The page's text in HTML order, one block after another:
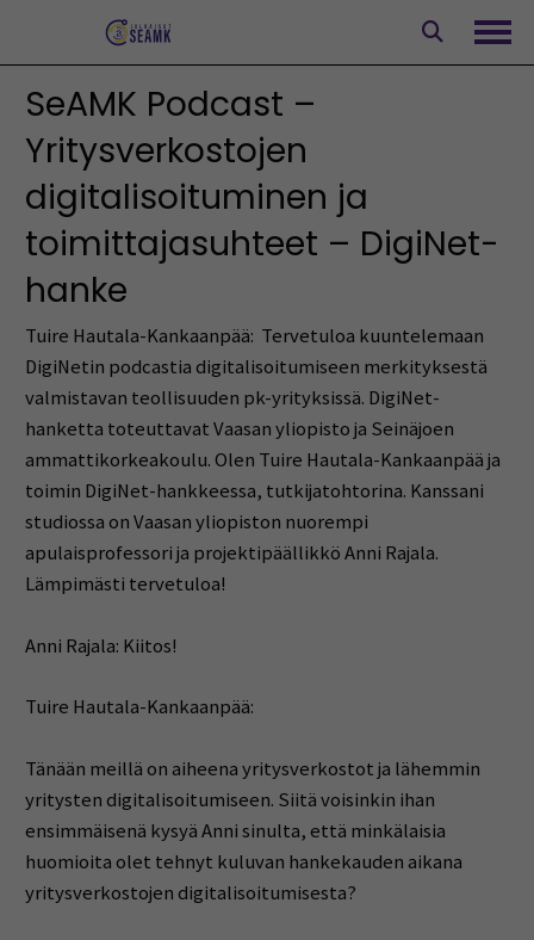
SeAMK Podcast –
Yritysverkostojen
digitalisoituminen ja
toimittajasuhteet – DigiNet-
hanke
Tuire Hautala-Kankaanpää: Tervetuloa kuuntelemaan
DigiNetin podcastia digitalisoitumiseen merkityksestä
valmistavan teollisuuden pk-yrityksissä. DigiNet-
hanketta toteuttavat Vaasan yliopisto ja Seinäjoen
ammattikorkeakoulu. Olen Tuire Hautala-Kankaanpää ja
toimin DigiNet-hankkeessa, tutkijatohtorina. Kanssani
studiossa on Vaasan yliopiston nuorempi
apulaisprofessori ja projektipäällikkö Anni Rajala.
Lämpimästi tervetuloa!
Anni Rajala: Kiitos!
Tuire Hautala-Kankaanpää:
Tänään meillä on aiheena yritysverkostot ja lähemmin
yritysten digitalisoitumiseen. Siitä voisinkin ihan
ensimmäisenä kysyä Anni sinulta, että minkälaisia
huomioita olet tehnyt kuluvan hankekauden aikana
yritysverkostojen digitalisoitumisesta?